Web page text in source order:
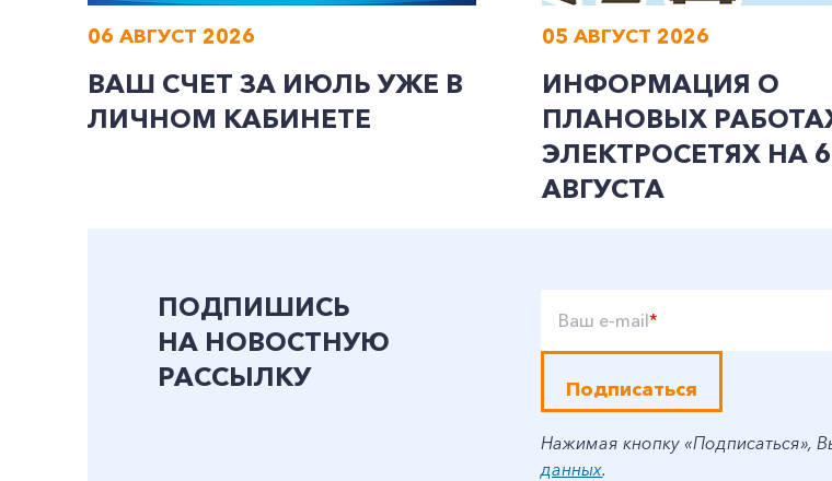
06 АВГУСТ 2026
ВАШ СЧЕТ ЗА ИЮЛЬ УЖЕ В
ЛИЧНОМ КАБИНЕТЕ
05 АВГУСТ 2026
ИНФОРМАЦИЯ О
ПЛАНОВЫХ
ЭЛЕКТРОСЕТЯХ НА 6
АВГУСТА
ПОДПИШИСЬ
НА НОВОСТНУЮ
РАССЫЛКУ
Ваш e-mail*
Подписаться
Нажимая кнопку «Подписаться»,
данных.